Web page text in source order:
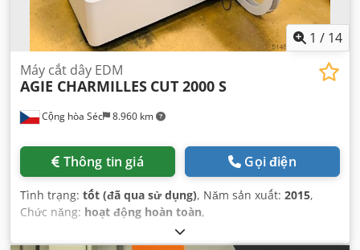
1 / 14
Cộng hòa Séc 8.960 km
Máy cắt dây EDM
AGIE CHARMILLES CUT 2000 S
Thông tin giá Gọi điện
Tình trạng: tốt (đã qua sử dụng), Năm sản xuất: 2015,
Chức năng: hoạt động hoàn toàn,